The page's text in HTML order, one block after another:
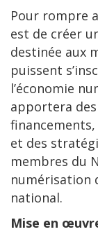
Pour rompre
est de créer
destinée aux
puissent
l’économie
apportera
financements,
et des
membres du
numérisation
national.
Mise en